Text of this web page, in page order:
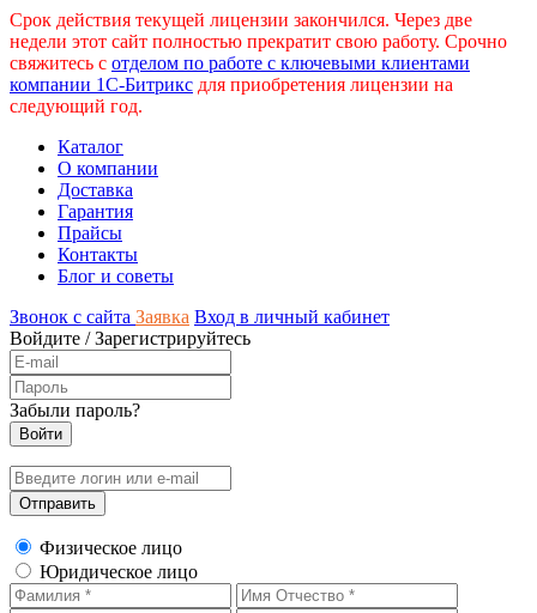
Срок действия текущей лицензии закончился. Через две
недели этот сайт полностью прекратит свою работу. Срочно
свяжитесь с отделом по работе с ключевыми клиентами
компании 1С-Битрикс для приобретения лицензии на
следующий год.
Каталог
О компании
Доставка
Гарантия
Прайсы
Контакты
Блог и советы
Звонок с сайта Заявка Вход в личный кабинет
Войдите /Зарегистрируйтесь
Забыли пароль?
Физическое лицо
Юридическое лицо